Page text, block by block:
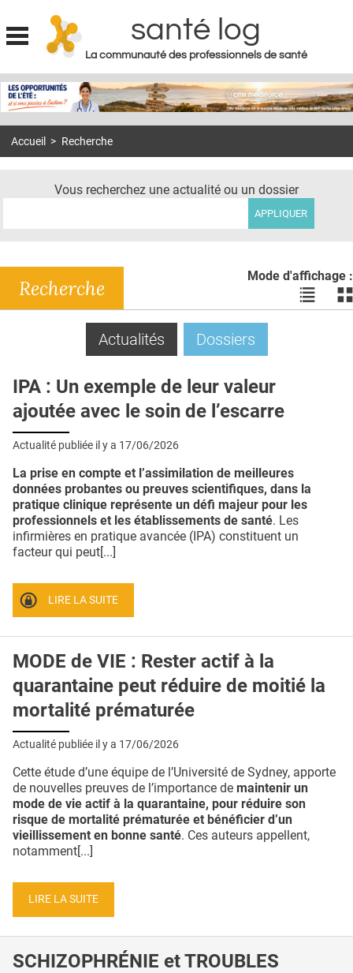
Jump to navigation
santé log
La communauté des professionnels de santé
MON COMPTE
E-REVUE SAD
PUBLICITÉ
CONDITIONS GÉNÉRALES
CRÉDITS
Accueil > Recherche
Vous recherchez une actualité ou un dossier
Mode d'affichage :
Voir
les
les
Recherche
Actualités (onglet actif)
Dossiers
IPA : Un exemple de leur valeur
ajoutée avec le soin de l’escarre
Actualité publiée il y a 17/06/2026
La prise en compte et l’assimilation de meilleures
données probantes ou preuves scientifiques, dans la
pratique clinique représente un défi majeur pour les
professionnels et les établissements de santé. Les
infirmières en pratique avancée (IPA) constituent un
facteur qui peut[...]
LIRE LA SUITE
MODE de VIE : Rester actif à la
quarantaine peut réduire de moitié la
mortalité prématurée
Actualité publiée il y a 17/06/2026
Cette étude d’une équipe de l’Université de Sydney, apporte
de nouvelles preuves de l’importance de maintenir un
mode de vie actif à la quarantaine, pour réduire son
risque de mortalité prématurée et bénéficier d’un
vieillissement en bonne santé. Ces auteurs appellent,
notamment[...]
LIRE LA SUITE
SCHIZOPHRÉNIE et TROUBLES